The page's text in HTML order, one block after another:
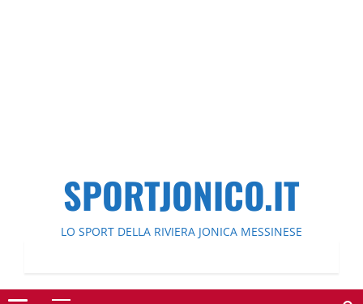
SPORTJONICO.IT
LO SPORT DELLA RIVIERA JONICA MESSINESE